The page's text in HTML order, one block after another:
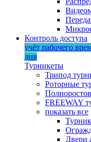
Контроль доступа
учёт рабочего
дня
Турникеты
Трипод
Роторные
FREEWAY
показать все
Двери